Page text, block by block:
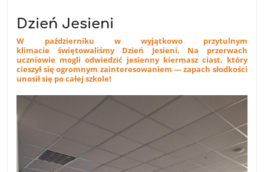
Dzień Jesieni
W październiku w wyjątkowo przytulnym
klimacie świętowaliśmy Dzień Jesieni. Na przerwach
uczniowie mogli odwiedzić jesienny kiermasz ciast, który
cieszył się ogromnym zainteresowaniem — zapach słodkości
unosił się po całej szkole!